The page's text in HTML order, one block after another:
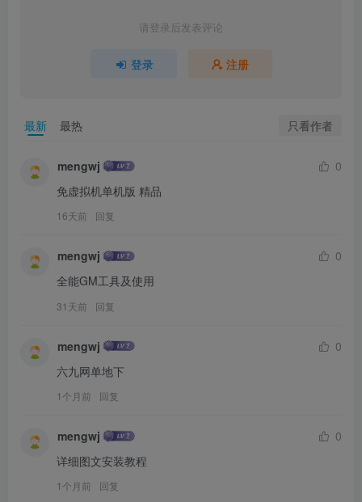
请登录后发表评论
登录 注册
最新 最热 只看作者
mengwj
0
免虚拟机单机版 精品
16天前 回复
mengwj
0
全能GM工具及使用
31天前 回复
mengwj
0
六九网单地下
1个月前 回复
mengwj
0
详细图文安装教程
1个月前 回复